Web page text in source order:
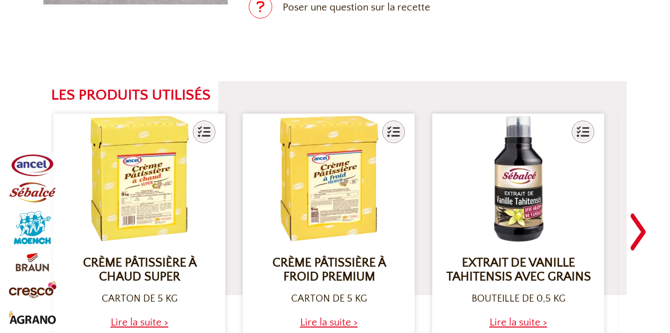
Poser une question sur la recette
LES PRODUITS UTILISÉS
CRÈME PÂTISSIÈRE À
CHAUD SUPER
CARTON DE 5 KG
Lire la suite >
CRÈME PÂTISSIÈRE À
FROID PREMIUM
CARTON DE 5 KG
Lire la suite >
EXTRAIT DE VANILLE
TAHITENSIS AVEC GRAINS
BOUTEILLE DE 0,5 KG
Lire la suite >